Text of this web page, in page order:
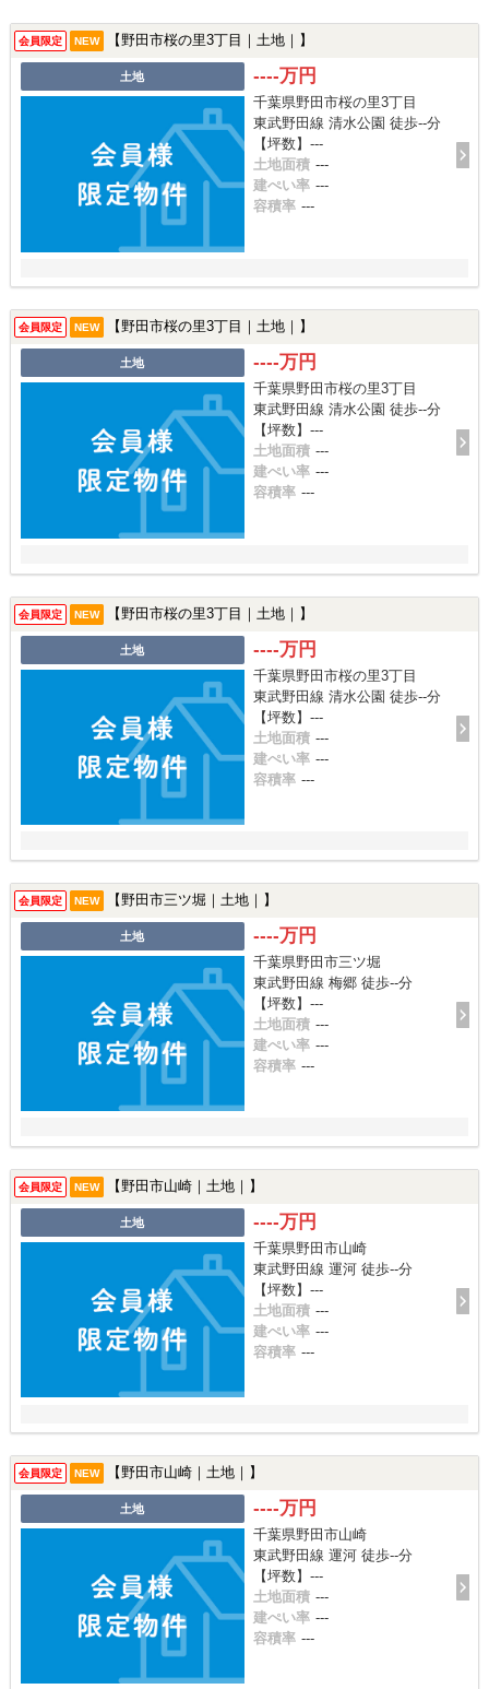
会員限定 NEW 【野田市桜の里3丁目｜土地｜】
土地 ----万円
千葉県野田市桜の里3丁目
東武野田線 清水公園 徒歩--分
【坪数】---
土地面積 ---
建ぺい率 ---
容積率 ---
会員限定 NEW 【野田市桜の里3丁目｜土地｜】
土地 ----万円
千葉県野田市桜の里3丁目
東武野田線 清水公園 徒歩--分
【坪数】---
土地面積 ---
建ぺい率 ---
容積率 ---
会員限定 NEW 【野田市桜の里3丁目｜土地｜】
土地 ----万円
千葉県野田市桜の里3丁目
東武野田線 清水公園 徒歩--分
【坪数】---
土地面積 ---
建ぺい率 ---
容積率 ---
会員限定 NEW 【野田市三ツ堀｜土地｜】
土地 ----万円
千葉県野田市三ツ堀
東武野田線 梅郷 徒歩--分
【坪数】---
土地面積 ---
建ぺい率 ---
容積率 ---
会員限定 NEW 【野田市山崎｜土地｜】
土地 ----万円
千葉県野田市山崎
東武野田線 運河 徒歩--分
【坪数】---
土地面積 ---
建ぺい率 ---
容積率 ---
会員限定 NEW 【野田市山崎｜土地｜】
土地 ----万円
千葉県野田市山崎
東武野田線 運河 徒歩--分
【坪数】---
土地面積 ---
建ぺい率 ---
容積率 ---